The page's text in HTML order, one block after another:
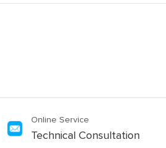
Online Service
Technical Consultation